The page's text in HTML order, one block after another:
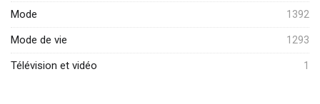
Mode 1392
Mode de vie 1293
Télévision et vidéo 1